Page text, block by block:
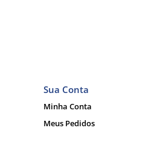
Sua Conta
Minha Conta
Meus Pedidos